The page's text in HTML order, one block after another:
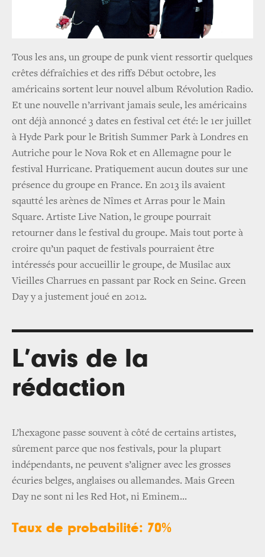
Tous les ans, un groupe de punk vient ressortir quelques
crêtes défraîchies et des riffs Début octobre, les
américains sortent leur nouvel album Révolution Radio.
Et une nouvelle n’arrivant jamais seule, les américains
ont déjà annoncé 3 dates en festival cet été: le 1er juillet
à Hyde Park pour le British Summer Park à Londres en
Autriche pour le Nova Rok et en Allemagne pour le
festival Hurricane. Pratiquement aucun doutes sur une
présence du groupe en France. En 2013 ils avaient
sqautté les arènes de Nîmes et Arras pour le Main
Square. Artiste Live Nation, le groupe pourrait
retourner dans le festival du groupe. Mais tout porte à
croire qu’un paquet de festivals pourraient être
intéressés pour accueillir le groupe, de Musilac aux
Vieilles Charrues en passant par Rock en Seine. Green
Day y a justement joué en 2012.
L’avis de la
rédaction
L’hexagone passe souvent à côté de certains artistes,
sûrement parce que nos festivals, pour la plupart
indépendants, ne peuvent s’aligner avec les grosses
écuries belges, anglaises ou allemandes. Mais Green
Day ne sont ni les Red Hot, ni Eminem...
Taux de probabilité: 70%